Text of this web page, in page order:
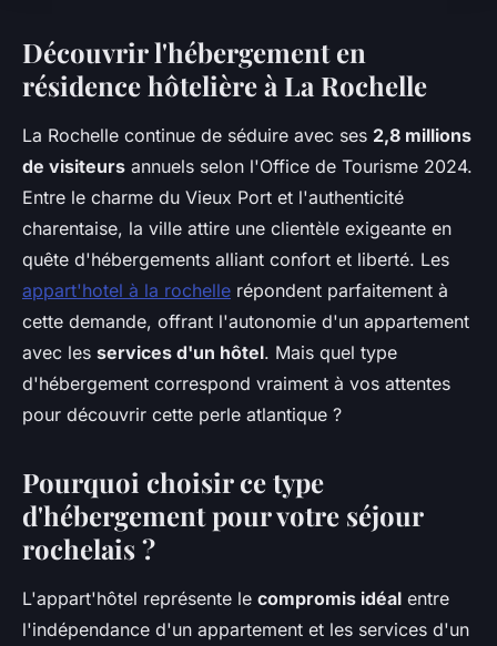
Découvrir l'hébergement en
résidence hôtelière à La Rochelle
La Rochelle continue de séduire avec ses 2,8 millions
de visiteurs annuels selon l'Office de Tourisme 2024.
Entre le charme du Vieux Port et l'authenticité
charentaise, la ville attire une clientèle exigeante en
quête d'hébergements alliant confort et liberté. Les
appart'hotel à la rochelle répondent parfaitement à
cette demande, offrant l'autonomie d'un appartement
avec les services d'un hôtel. Mais quel type
d'hébergement correspond vraiment à vos attentes
pour découvrir cette perle atlantique ?
Pourquoi choisir ce type
d'hébergement pour votre séjour
rochelais ?
L'appart'hôtel représente le compromis idéal entre
l'indépendance d'un appartement et les services d'un